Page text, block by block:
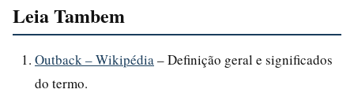
Leia Tambem
Outback – Wikipédia – Definição geral e significados
do termo.